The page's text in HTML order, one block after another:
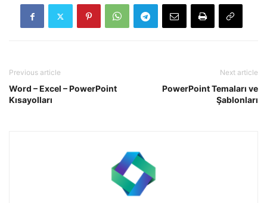
Previous article
Word – Excel – PowerPoint
Kısayolları
Next article
PowerPoint Temaları ve
Şablonları